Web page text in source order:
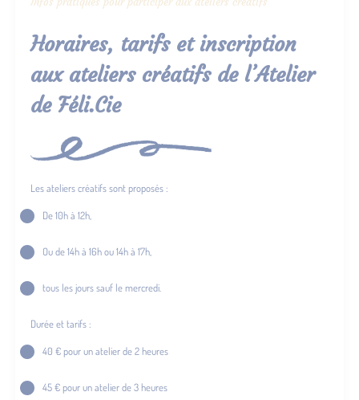
Horaires, tarifs et inscription
aux ateliers créatifs de l’Atelier
de Féli.Cie
Les ateliers créatifs sont proposés :
De 10h à 12h,
Ou de 14h à 16h ou 14h à 17h,
tous les jours sauf le mercredi.
Durée et tarifs :
40 € pour un atelier de 2 heures
45 € pour un atelier de 3 heures